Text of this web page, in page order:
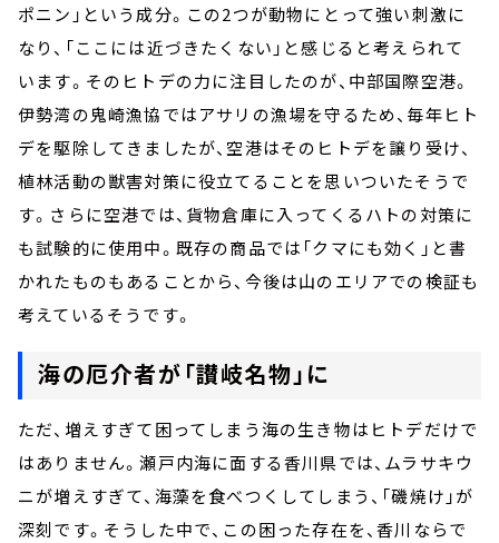
ポニン」という成分。この2つが動物にとって強い刺激に
なり、「ここには近づきたくない」と感じると考えられて
います。そのヒトデの力に注目したのが、中部国際空港。
伊勢湾の鬼崎漁協ではアサリの漁場を守るため、毎年ヒト
デを駆除してきましたが、空港はそのヒトデを譲り受け、
植林活動の獣害対策に役立てることを思いついたそうで
す。さらに空港では、貨物倉庫に入ってくるハトの対策に
も試験的に使用中。既存の商品では「クマにも効く」と書
かれたものもあることから、今後は山のエリアでの検証も
考えているそうです。
海の厄介者が「讃岐名物」に
ただ、増えすぎて困ってしまう海の生き物はヒトデだけで
はありません。瀬戸内海に面する香川県では、ムラサキウ
ニが増えすぎて、海藻を食べつくしてしまう、「磯焼け」が
深刻です。そうした中で、この困った存在を、香川ならで